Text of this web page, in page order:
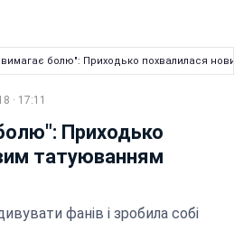
болю": Приходько похвалилася
· 17:11
Приходько
татуюванням
фанів і зробила собі